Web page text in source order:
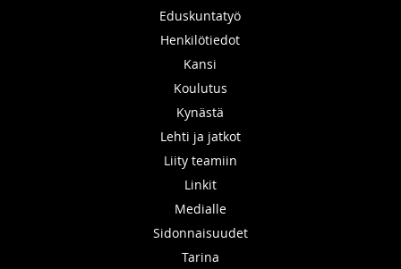
Eduskuntatyö
Henkilötiedot
Kansi
Koulutus
Kynästä
Lehti ja jatkot
Liity teamiin
Linkit
Medialle
Sidonnaisuudet
Tarina